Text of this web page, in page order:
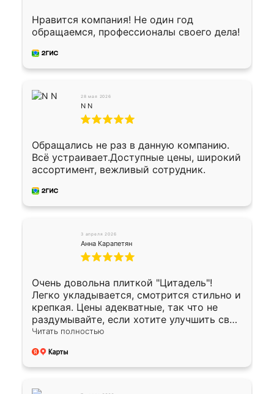
Осталось дело за малым-монтировать)))
Подарили два больших вазона трапеция
из архитектурного бетона-красота.
Нравится компания! Не один год
обращаемся, профессионалы своего дела!
28 мая 2026
N N
Обращались не раз в данную компанию.
Всё устраивает.Доступные цены, широкий
ассортимент, вежливый сотрудник.
3 апреля 2026
Анна Карапетян
Очень довольна плиткой "Цитадель"!
Легко укладывается, смотрится стильно и
крепкая. Цены адекватные, так что не
раздумывайте, если хотите улучшить свой
двор!
Читать полностью